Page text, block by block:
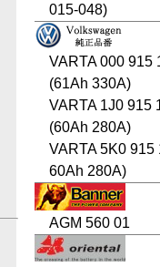
015-048)
VARTA 000 915
(61Ah 330A)
VARTA 1J0 915
(60Ah 280A)
VARTA 5K0 915
60Ah 280A)
AGM 560 01